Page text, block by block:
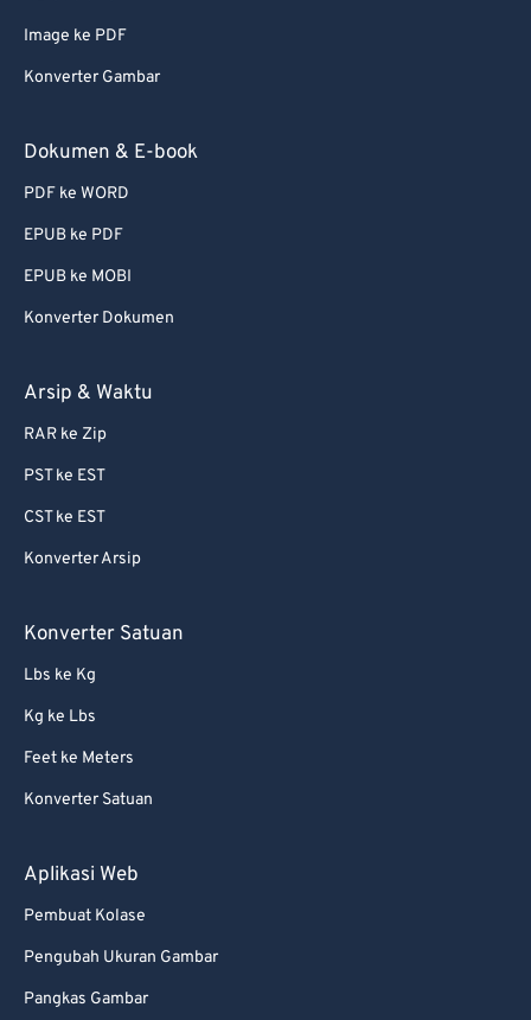
Image ke PDF
Konverter Gambar
Dokumen & E-book
PDF ke WORD
EPUB ke PDF
EPUB ke MOBI
Konverter Dokumen
Arsip & Waktu
RAR ke Zip
PST ke EST
CST ke EST
Konverter Arsip
Konverter Satuan
Lbs ke Kg
Kg ke Lbs
Feet ke Meters
Konverter Satuan
Aplikasi Web
Pembuat Kolase
Pengubah Ukuran Gambar
Pangkas Gambar